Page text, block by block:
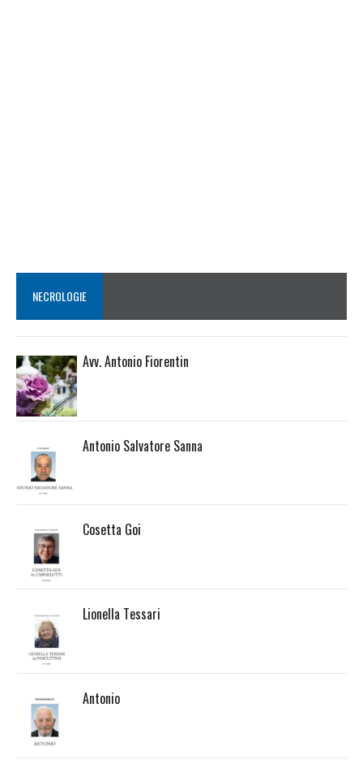
NECROLOGIE
Avv. Antonio Fiorentin
Antonio Salvatore Sanna
Cosetta Goi
Lionella Tessari
Antonio